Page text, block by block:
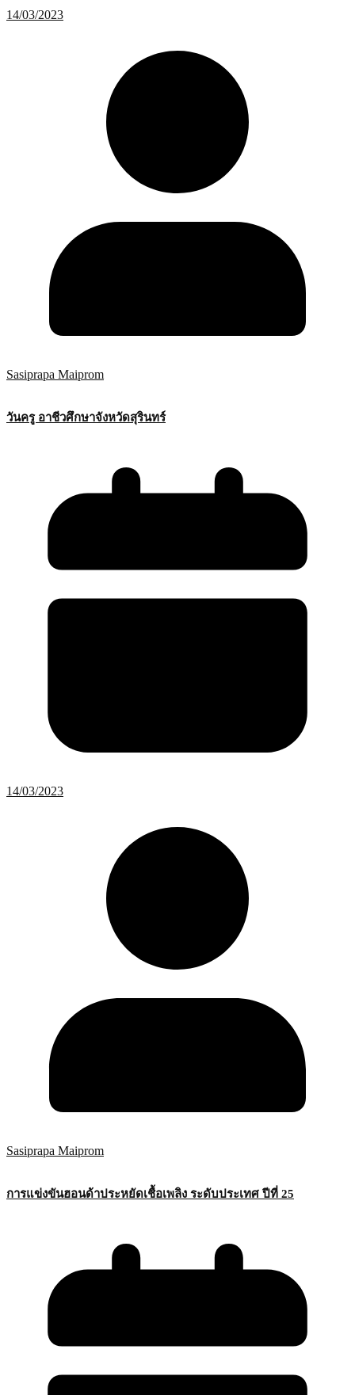
14/03/2023
Sasiprapa Maiprom
วันครู อาชีวศึกษาจังหวัดสุรินทร์
14/03/2023
Sasiprapa Maiprom
การแข่งขันฮอนด้าประหยัดเชื้อเพลิง ระดับประเทศ ปีที่ 25